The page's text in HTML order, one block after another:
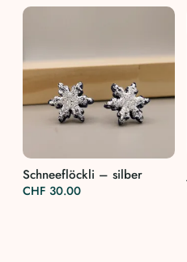
Schneeflöckli – silber
CHF 30.00